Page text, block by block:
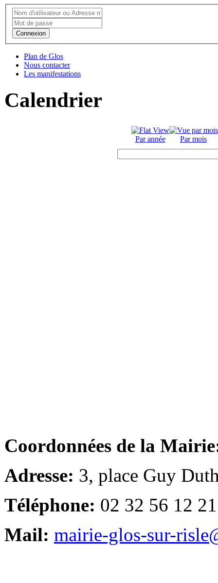
Connexion
Plan de Glos
Nous contacter
Les manifestations
Calendrier
Par année Par mois
Coordonnées de la
Adresse: 3, place Guy
Téléphone: 02 32 56 12 21
Mail: mairie-glos-sur-